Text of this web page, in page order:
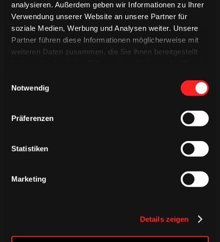
analysieren. Außerdem geben wir Informationen zu Ihrer
Verwendung unserer Website an unsere Partner für
soziale Medien, Werbung und Analysen weiter. Unsere
Partner führen diese Informationen möglicherweise mit
weiteren Daten zusammen, die Sie ihnen bereitgestellt
Notwendig
Präferenzen
Statistiken
Marketing
Details zeigen
ÄHNLICHE NEWS
DONNERSTAG, 06. AUGUST 2026